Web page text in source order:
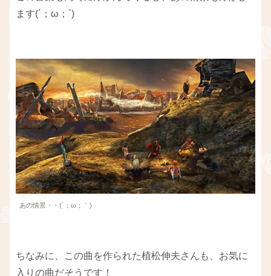
ます(´；ω；`)
あの情景・・(´；ω；｀)
ちなみに、この曲を作られた植松伸夫さんも、お気に
入りの曲だそうです！